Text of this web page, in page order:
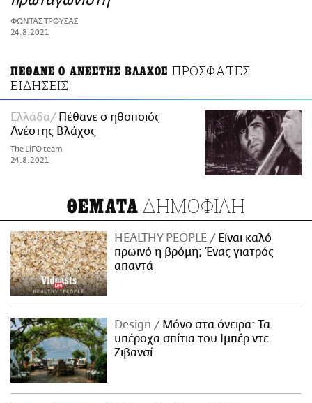
ΑΜΠΑ
PRINT
ΦΩΝΤΑΣ ΤΡΟΥΣΑΣ
24.8.2021
ΠΕΘΑΝΕ Ο ΑΝΕΣΤΗΣ ΒΛΑΧΟΣ ΠΡΟΣΦΑΤΕΣ
ΕΙΔΗΣΕΙΣ
Ελλάδα
Πέθανε ο ηθοποιός
Ανέστης Βλάχος
The LiFO team
24.8.2021
ΘΕΜΑΤΑ ΔΗΜΟΦΙΛΗ
HEALTHY PEOPLE
Είναι καλό
πρωινό η βρόμη; Ένας γιατρός
απαντά
Design
Μόνο στα όνειρα: Τα
υπέροχα σπίτια του Ιμπέρ ντε
Ζιβανσί